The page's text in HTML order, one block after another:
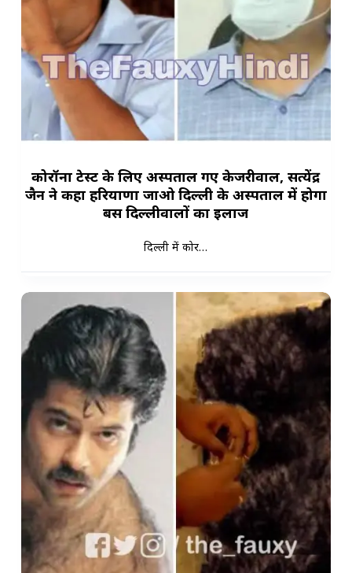
कोरॉना टेस्ट के लिए अस्पताल गए केजरीवाल, सत्येंद्र
जैन ने कहा हरियाणा जाओ दिल्ली के अस्पताल में होगा
बस दिल्लीवालों का इलाज
दिल्ली में कोर…